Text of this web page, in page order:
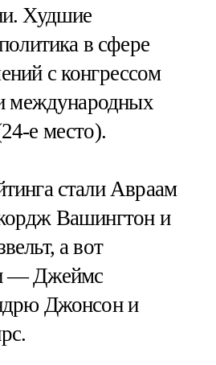
Худшие
в сфере
с конгрессом
международных
е место).
стали Авраам
Вашингтон и
а вот
— Джеймс
Джонсон и